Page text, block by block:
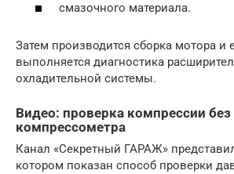
смазочного материала.
Затем производится сборка мотора и
выполняется диагностика
охладительной системы.
Видео: проверка компрессии
компрессометра
Канал «Секретный ГАРАЖ»
котором показан способ проверки